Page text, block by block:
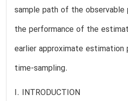
sample path of the observable
the performance of the
earlier approximate estimation
time-sampling.
I. INTRODUCTION